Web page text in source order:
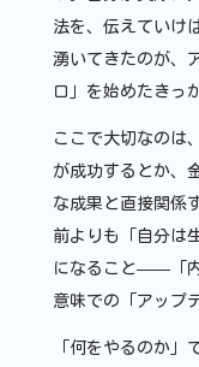
法を、伝えていけ
湧いてきたのが、
ロ」を始めたきっ
ここで大切なのは
が成功するとか、
な成果と直接関係
前よりも「自分は
になること——「
意味での「アップ
「何をやるのか」